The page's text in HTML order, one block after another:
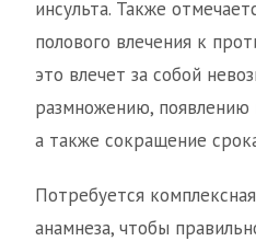
инсульта. Также
полового влечения к
это влечет за собой
размножению,
а также сокращение
Потребуется
анамнеза, чтобы